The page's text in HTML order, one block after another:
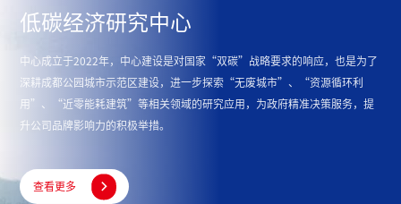
低碳经济研究中心
中心成立于2022年，中心建设是对国家“双碳”战略要求的响应，也是为了
深耕成都公园城市示范区建设，进一步探索“无废城市”、“资源循环利
用”、“近零能耗建筑”等相关领域的研究应用，为政府精准决策服务，提
升公司品牌影响力的积极举措。
查看更多 